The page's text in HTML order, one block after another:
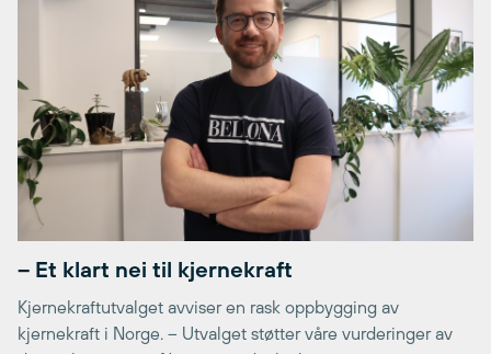
– Et klart nei til kjernekraft
Kjernekraftutvalget avviser en rask oppbygging av
kjernekraft i Norge. – Utvalget støtter våre vurderinger av